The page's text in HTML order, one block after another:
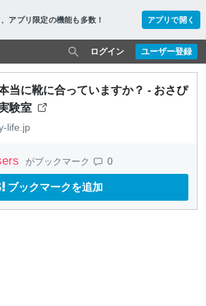
アプリ限定の機能も多数！ アプリで開く
ユーザー登録
ログイン
当に靴に合っていますか？ - おさぴ
験室
life.jp
がブックマーク 0
ブックマークを追加